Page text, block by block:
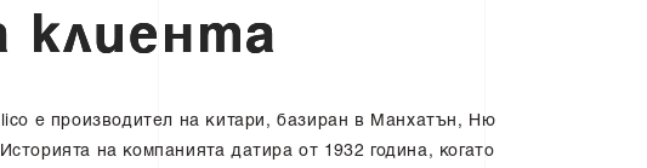
клиента
е производител на китари, базиран в Манхатън, Ню
на компанията датира от 1932 година, когато